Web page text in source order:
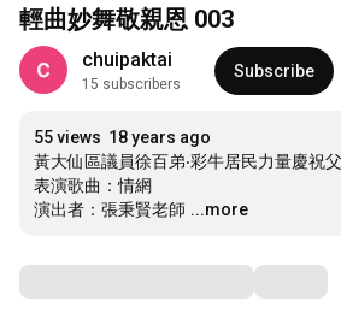
輕曲妙舞敬親恩 003
chuipaktai
15 subscribers
Subscribe
55 views 18 years ago
黃大仙區議員徐百弟‧彩牛居民力量慶祝
表演歌曲：情網
演出者：張秉賢老師 ...more